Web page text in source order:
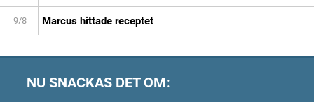
9/8 Marcus hittade receptet
NU SNACKAS DET OM: